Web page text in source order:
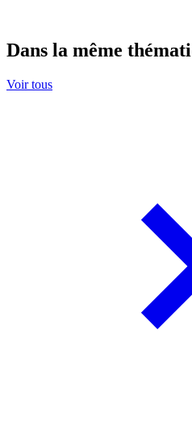
Dans la même
Voir tous